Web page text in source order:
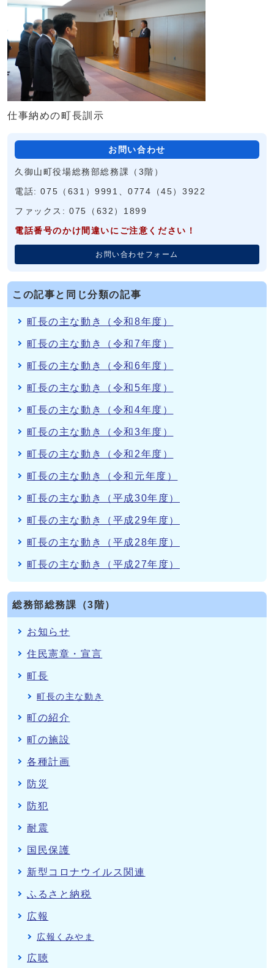
仕事納めの町長訓示
お問い合わせ
久御山町役場総務部総務課（3階）
電話: 075（631）9991、0774（45）3922
ファックス: 075（632）1899
電話番号のかけ間違いにご注意ください！
お問い合わせフォーム
この記事と同じ分類の記事
町長の主な動き（令和8年度）
町長の主な動き（令和7年度）
町長の主な動き（令和6年度）
町長の主な動き（令和5年度）
町長の主な動き（令和4年度）
町長の主な動き（令和3年度）
町長の主な動き（令和2年度）
町長の主な動き（令和元年度）
町長の主な動き（平成30年度）
町長の主な動き（平成29年度）
町長の主な動き（平成28年度）
町長の主な動き（平成27年度）
総務部総務課（3階）
お知らせ
住民憲章・宣言
町長
町長の主な動き
町の紹介
町の施設
各種計画
防災
防犯
耐震
国民保護
新型コロナウイルス関連
ふるさと納税
広報
広報くみやま
広聴